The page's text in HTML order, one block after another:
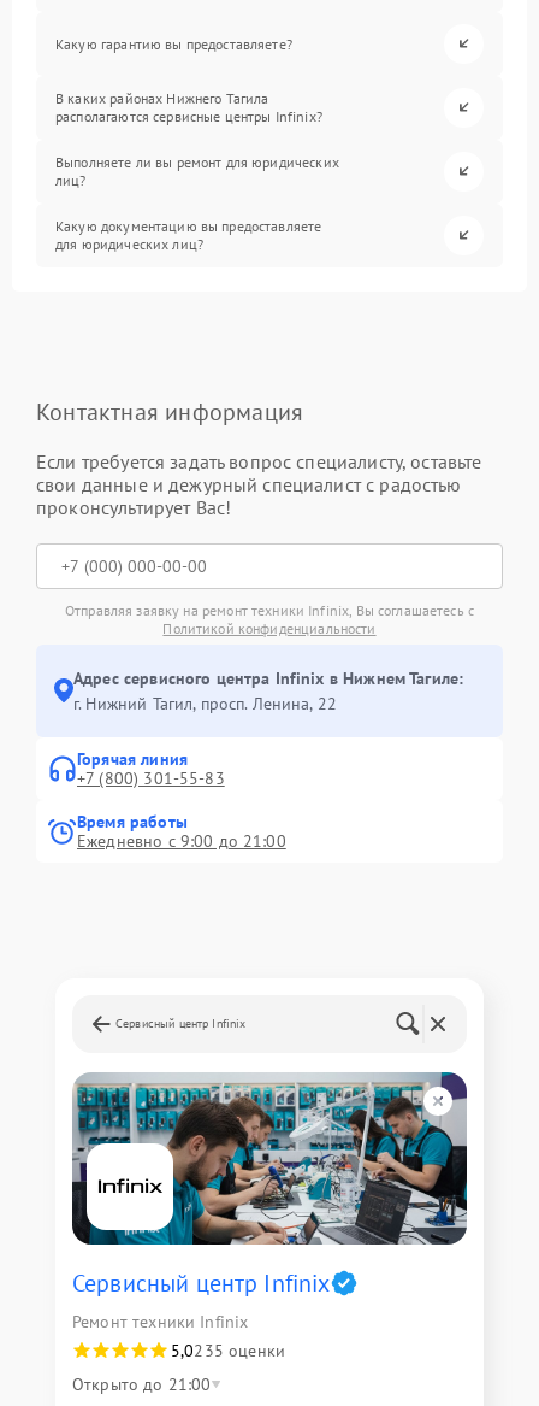
Какую гарантию вы предоставляете?
В каких районах Нижнего Тагила
располагаются сервисные центры Infinix?
Выполняете ли вы ремонт для юридических
лиц?
Какую документацию вы предоставляете
для юридических лиц?
Контактная информация
Если требуется задать вопрос специалисту, оставьте
свои данные и дежурный специалист с радостью
проконсультирует Вас!
Отправляя заявку на ремонт техники Infinix, Вы соглашаетесь с
Политикой конфиденциальности
Адрес сервисного центра Infinix в Нижнем Тагиле:
г. Нижний Тагил, просп. Ленина, 22
Горячая линия
+7 (800) 301-55-83
Время работы
Ежедневно с 9:00 до 21:00
Сервисный центр Infinix
Сервисный центр Infinix
Ремонт техники Infinix
5,0235 оценки
Открыто до 21:00